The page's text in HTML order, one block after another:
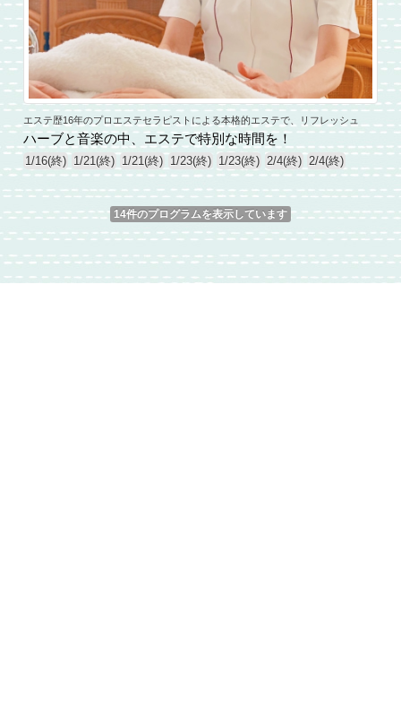
エステ歴16年のプロエステセラピストによる本格的エステで、リフレッシュ
ハーブと音楽の中、エステで特別な時間を！
1/16(終) 1/21(終) 1/21(終) 1/23(終) 1/23(終) 2/4(終) 2/4(終)
14件のプログラムを表示しています